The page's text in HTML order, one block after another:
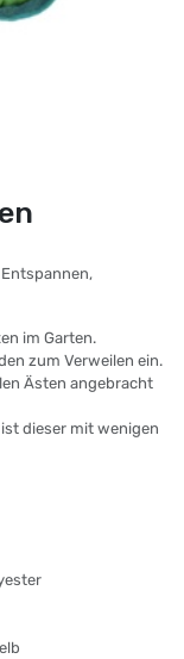
im Garten.
zum Verweilen ein.
Ästen angebracht
dieser mit wenigen